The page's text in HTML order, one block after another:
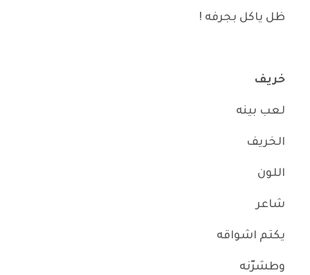
ظل ياكل بجرفه !
خريف
لعب بينه
الخريف
اللون
شاعر
يكتم اشواقه
وطشرّنه